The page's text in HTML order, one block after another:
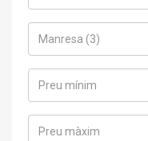
Manresa (3)
Preu mínim
Preu màxim